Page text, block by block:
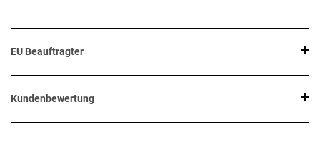
EU Beauftragter
Kundenbewertung